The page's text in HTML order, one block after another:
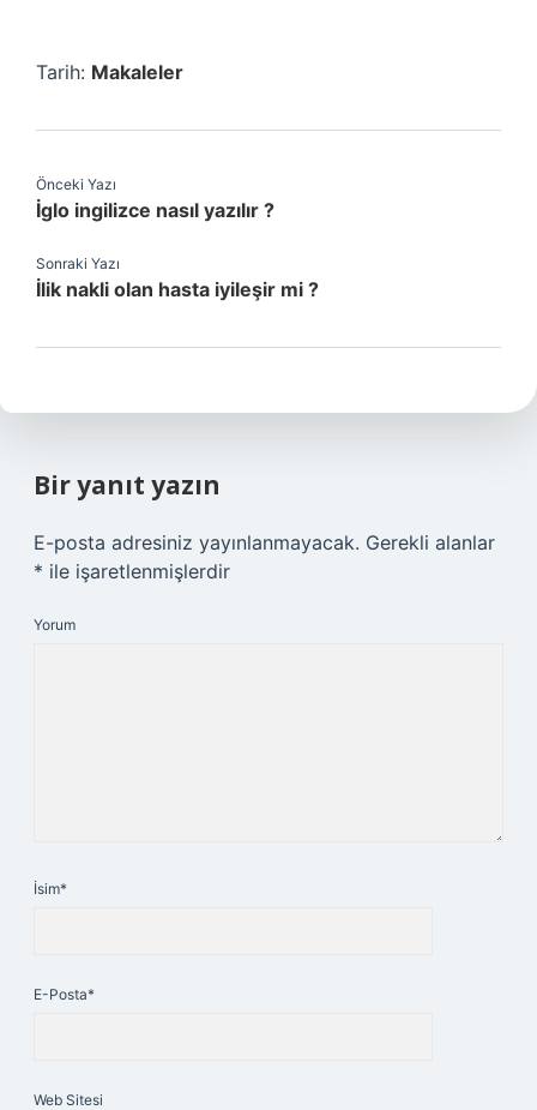
Tarih: Makaleler
Önceki Yazı
İglo ingilizce nasıl yazılır ?
Sonraki Yazı
İlik nakli olan hasta iyileşir mi ?
Bir yanıt yazın
E-posta adresiniz yayınlanmayacak. Gerekli alanlar
* ile işaretlenmişlerdir
Yorum
İsim*
E-Posta*
Web Sitesi